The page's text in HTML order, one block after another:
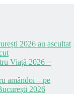
2026 au ascultat
Viață 2026 –
amândoi – pe
2026